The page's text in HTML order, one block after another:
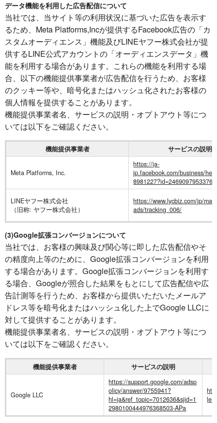
データ機能を利用した広告配信について
当社では、当サイト等の利用状況に基づいた広告を表示す
るため、Meta Platforms,Incが提供するFacebook広告の「カ
スタムオーディエンス」機能及びLINEヤフー株式会社が提
供するLINE公式アカウントの「オーディエンスデータ」機
能を利用する場合があります。これらの機能を利用する場
合、以下の機能提供事業者が広告配信を行うため、お客様
のクッキー等や、暗号化またはハッシュ化されたお客様の
個人情報を提供することがあります。
機能提供事業者名、サービスの説明・オプトアウト等につ
いては以下をご確認ください。
機能提供事業者 サービスの説明
Meta Platforms, Inc.
https://ja-
jp.facebook.com/business/
LINEヤフー株式会社
（旧称: ヤフー株式会社）
https://www.lycbiz.com/jp/
ads/tracking_006/
(3)Google拡張コンバージョンについて
当社では、お客様の興味及び関心等に即した広告配信やそ
の精度向上等のために、Google拡張コンバージョンを利用
する場合があります。Google拡張コンバージョンを利用す
る場合、Googleが照合した結果をもとにして広告配信や広
告計測等を行うため、お客様から提供いただいたメールア
ドレス等を暗号化またはハッシュ化した上でGoogle LLCに
対して提供することがあります。
機能提供事業者名、サービスの説明・オプトアウト等につ
いては以下をご確認ください。
機能提供事業者 サービスの説明
Google LLC
https://support.google.com/adsp
olicy/answer/9755941?
hl=ja&ref_topic=7012636&sjid=1
2980100444976368503-APa
le-